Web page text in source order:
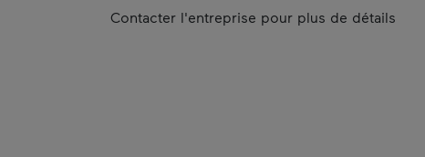
Contacter l'entreprise pour plus de détails